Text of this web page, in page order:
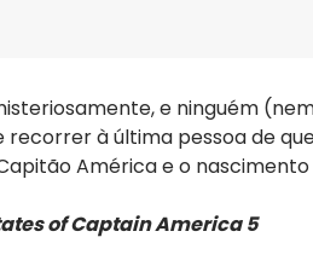
e ninguém
à última pessoa de
América e o
of Captain America 5